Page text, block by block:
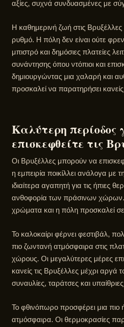
αξίες, συχνά συνδυασμένες με
Η καθημερινή ζωή στις Βρυξέλλες
ρυθμό. Η πόλη δεν είναι ούτε
μπιστρό και δημόσιες πλατείες
συνάντησης όπου ντόπιοι και
δημιουργώντας μια χαλαρή και
προσκαλεί να παρατηρήσει
Καλύτερη περίοδος
επισκεφθείτε τις
Οι Βρυξέλλες μπορούν να
η εμπειρία ποικίλλει ανάλογα με
ιδιαίτερα αγαπητή για τις ήπιες
ανθοφορία των πράσινων χώρων.
χρώματα και η πόλη προσκαλεί
Το καλοκαίρι φέρνει φεστιβάλ,
πιο ζωντανή ατμόσφαιρα στις
χώρους. Οι μεγαλύτερες μέρες
κανείς τις Βρυξέλλες μέχρι
συναυλίες, ταράτσες και
Το φθινόπωρο προσφέρει μια πιο
ατμόσφαιρα. Οι θερμοκρασίες